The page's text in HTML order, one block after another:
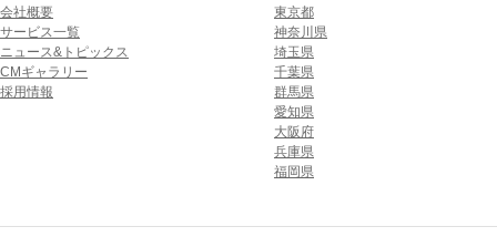
会社概要
サービス一覧
ニュース&トピックス
CMギャラリー
採用情報
東京都
神奈川県
埼玉県
千葉県
群馬県
愛知県
大阪府
兵庫県
福岡県